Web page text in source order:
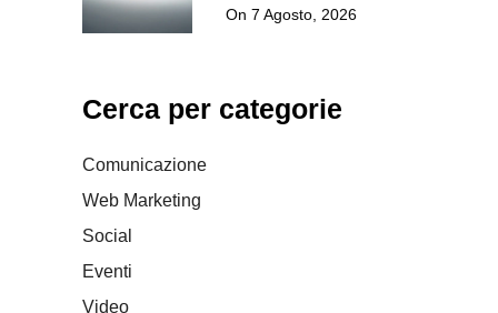
On 7 Agosto, 2026
Cerca per categorie
Comunicazione
Web Marketing
Social
Eventi
Video